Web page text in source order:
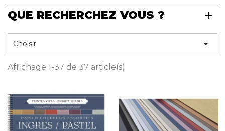
Cuir & trousses
RETROUVEZ NOS COLLECTIONS
QUE RECHERCHEZ VOUS ?
Choisir 
Affichage 1-37 de 37 article(s)